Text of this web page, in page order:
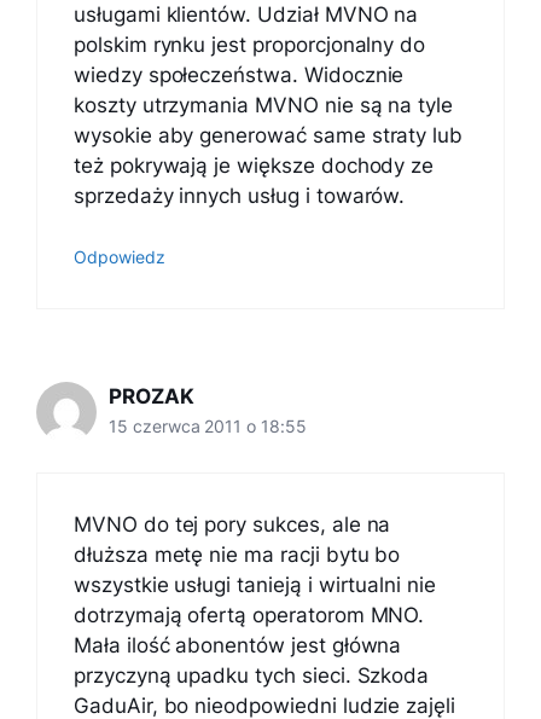
usługami klientów. Udział MVNO na
polskim rynku jest proporcjonalny do
wiedzy społeczeństwa. Widocznie
koszty utrzymania MVNO nie są na tyle
wysokie aby generować same straty lub
też pokrywają je większe dochody ze
sprzedaży innych usług i towarów.
Odpowiedz
PROZAK
15 czerwca 2011 o 18:55
MVNO do tej pory sukces, ale na
dłuższa metę nie ma racji bytu bo
wszystkie usługi tanieją i wirtualni nie
dotrzymają ofertą operatorom MNO.
Mała ilość abonentów jest główna
przyczyną upadku tych sieci. Szkoda
GaduAir, bo nieodpowiedni ludzie zajęli